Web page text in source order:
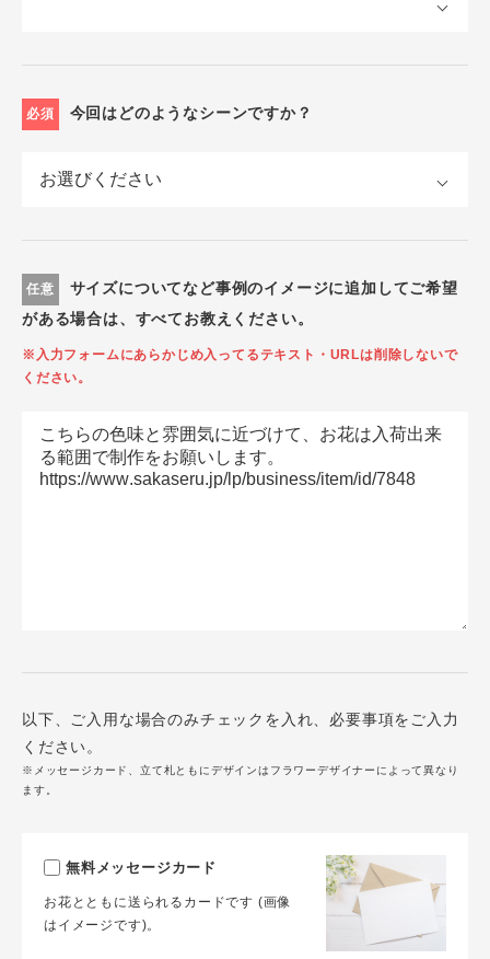
必須 今回はどのようなシーンですか？
任意
サイズについてなど事例のイメージに追加してご希望
がある場合は、すべてお教えください。
※入力フォームにあらかじめ入ってるテキスト・URLは削除しないで
ください。
以下、ご入用な場合のみチェックを入れ、必要事項をご入力
ください。
※メッセージカード、立て札ともにデザインはフラワーデザイナーによって異なり
ます。
無料メッセージカード
お花とともに送られるカードです (画像
はイメージです)。